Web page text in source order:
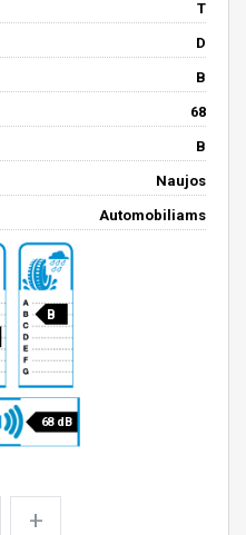
T
D
B
68
B
Naujos
Automobiliams
B
68 dB
+